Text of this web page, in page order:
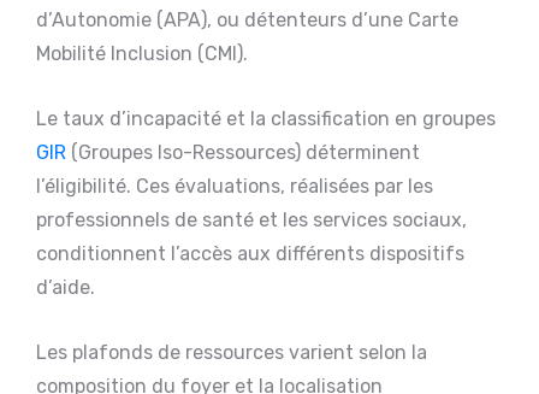
d’Autonomie (APA), ou détenteurs d’une Carte
Mobilité Inclusion (CMI).
Le taux d’incapacité et la classification en groupes
GIR (Groupes Iso-Ressources) déterminent
l’éligibilité. Ces évaluations, réalisées par les
professionnels de santé et les services sociaux,
conditionnent l’accès aux différents dispositifs
d’aide.
Les plafonds de ressources varient selon la
composition du foyer et la localisation